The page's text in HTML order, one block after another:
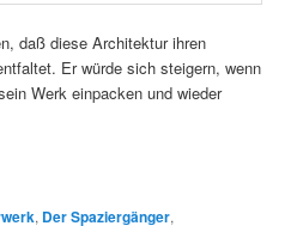
daß diese Architektur ihren
Er würde sich steigern, wenn
Werk einpacken und wieder
, Der Spaziergänger,